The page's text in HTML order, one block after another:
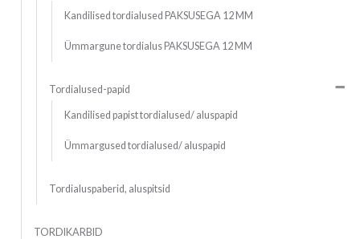
Kandilised tordialused PAKSUSEGA 12 MM
Ümmargune tordialus PAKSUSEGA 12 MM
Tordialused-papid
Kandilised papist tordialused/ aluspapid
Ümmargused tordialused/ aluspapid
Tordialuspaberid, aluspitsid
TORDIKARBID